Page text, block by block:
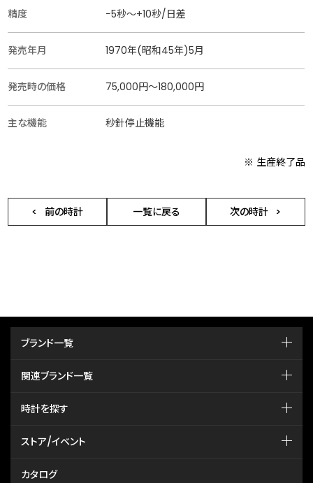
精度 −5秒〜+10秒/日差
発売年月 1970年(昭和45年)5月
発売時の価格 75,000円〜180,000円
主な機能 秒針停止機能
※ 生産終了品
前の時計 一覧に戻る 次の時計
ブランド一覧
関連ブランド一覧
時計を探す
ストア/イベント
カタログ